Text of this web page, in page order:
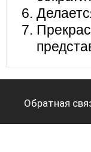
Обратная